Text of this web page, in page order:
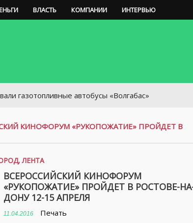
ВЛАСТЬ КОМПАНИИ ИНТЕРВЬЮ
автобусы «Волгабас»
КИНОФОРУМ «РУКОПОЖАТИЕ» ПРОЙДЕТ В
,ЛЕНТА
ВСЕРОССИЙСКИЙ КИНОФОРУМ
«РУКОПОЖАТИЕ» ПРОЙДЕТ В РОСТОВЕ-
ДОНУ 12-15 АПРЕЛЯ
11.04.2016
Печать